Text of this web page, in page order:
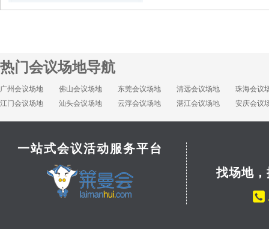
热门会议场地导航
广州会议场地 佛山会议场地 东莞会议场地 清远会议场地
珠海会议
江门会议场地
汕头会议场地 云浮会议场地 湛江会议场地 安庆会议
一站式会议活动服务平台
找场地